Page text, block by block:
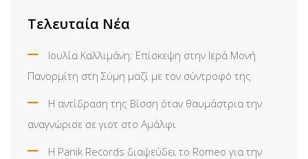
Τελευταία Νέα
Ιουλία Καλλιμάνη: Επίσκεψη στην Ιερά Μονή
Πανορμίτη στη Σύμη μαζί με τον σύντροφό της
Η αντίδραση της Βίσση όταν θαυμάστρια την
αναγνώρισε σε γιοτ στο Αμάλφι
Η Panik Records διαψεύδει το Romeo για την